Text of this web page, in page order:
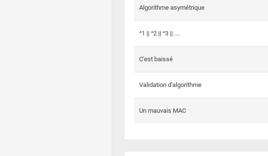
Algorithme asymétrique
^1 || ^2 || ^3 || ....
C'est baissé
Validation d'algorithme
Un mauvais MAC